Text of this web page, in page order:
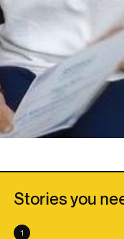
Stories you
1